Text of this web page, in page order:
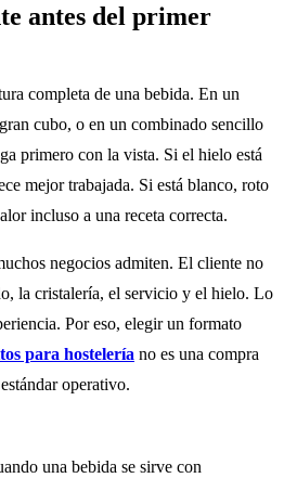
antes del primer
completa de una bebida. En un
cubo, o en un combinado sencillo
primero con la vista. Si el hielo está
mejor trabajada. Si está blanco, roto
incluso a una receta correcta.
negocios admiten. El cliente no
la cristalería, el servicio y el hielo. Lo
Por eso, elegir un formato
para hostelería no es una compra
operativo.
una bebida se sirve con